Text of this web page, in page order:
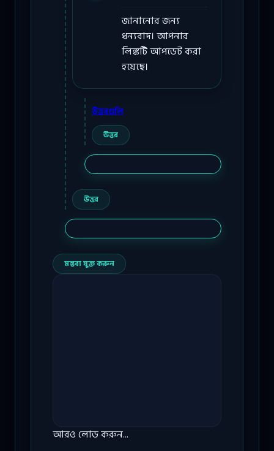
জানানোর জন্য
ধন্যবাদ। আপনার
লিঙ্কটি আপডেট করা
হয়েছে।
উত্তরগুলি
উত্তর
উত্তর
মন্তব্য যুক্ত করুন
আরও লোড করুন...